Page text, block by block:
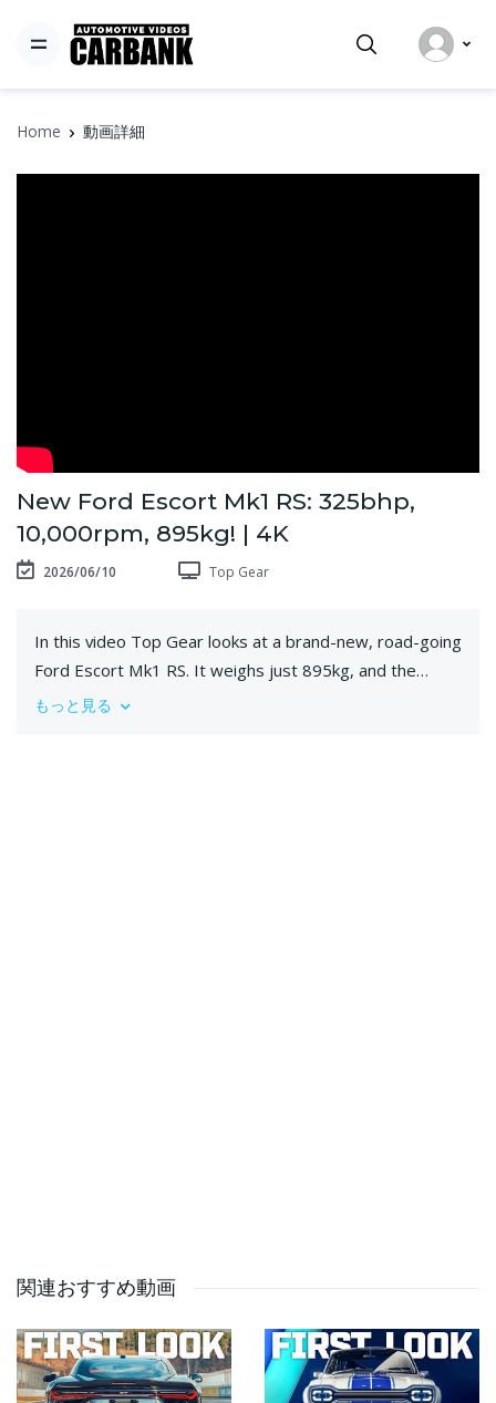
Home 動画詳細
New Ford Escort Mk1 RS: 325bhp,
10,000rpm, 895kg! | 4K
2026/06/10 Top Gear
In this video Top Gear looks at a brand-new, road-going
Ford Escort Mk1 RS. It weighs just 895kg, and the
bespoke 2.1-litre engine produces 325bhp and revs to
Follow Top Gear ⬇️
Instagram: https://www.instagram.com/topgear/
Facebook: https://www.facebook.com/topgear
TikTok: https://www.tiktok.com/@topgear
もっと見る
関連おすすめ動画